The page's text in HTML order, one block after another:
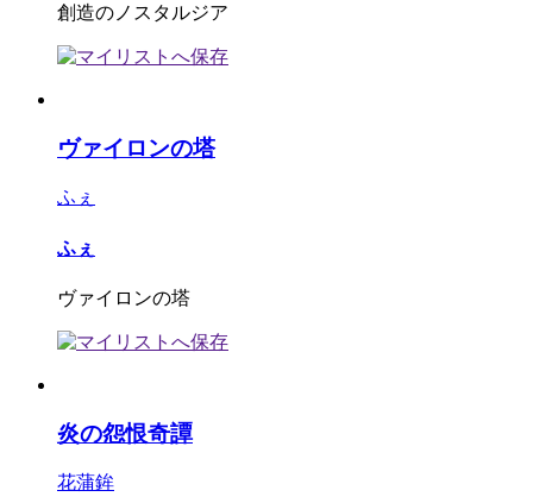
創造のノスタルジア
ヴァイロンの塔
ふぇ
ふぇ
ヴァイロンの塔
炎の怨恨奇譚
花蒲鉾